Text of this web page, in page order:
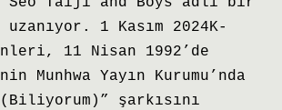
1 Kasım 2024K-
11 Nisan 1992’de
Munhwa Yayın Kurumu’nda
(Biliyorum)” şarkısını